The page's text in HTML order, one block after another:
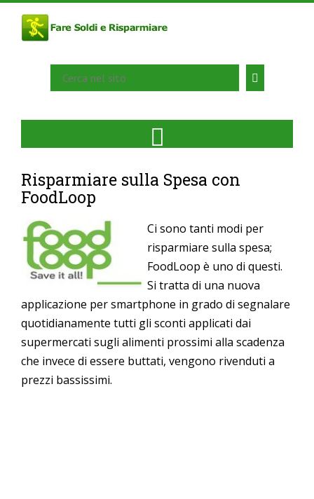
Risparmiare sulla Spesa con
FoodLoop
Ci sono tanti modi per
risparmiare sulla spesa;
FoodLoop è uno di questi.
Si tratta di una nuova
applicazione per smartphone in grado di segnalare
quotidianamente tutti gli sconti applicati dai
supermercati sugli alimenti prossimi alla scadenza
che invece di essere buttati, vengono rivenduti a
prezzi bassissimi.